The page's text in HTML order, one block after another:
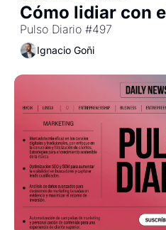
Cómo lidiar con
Pulso Diario #497
Ignacio Goñi